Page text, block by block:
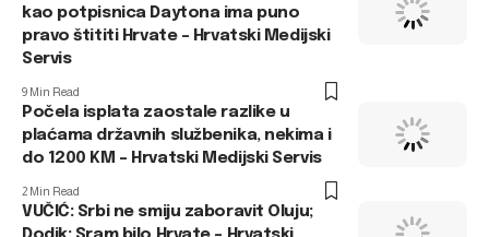
kao potpisnica Daytona ima puno
pravo štititi Hrvate – Hrvatski Medijski
Servis
9 Min Read
Počela isplata zaostale razlike u
plaćama državnih službenika, nekima i
do 1200 KM – Hrvatski Medijski Servis
2 Min Read
VUČIĆ: Srbi ne smiju zaboravit Oluju;